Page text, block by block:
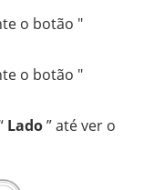
o botão "
o botão "
Lado” até ver o